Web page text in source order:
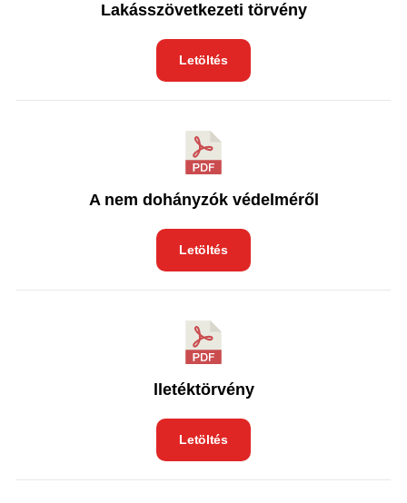
Lakásszövetkezeti törvény
Letöltés
A nem dohányzók védelméről
Letöltés
lletéktörvény
Letöltés